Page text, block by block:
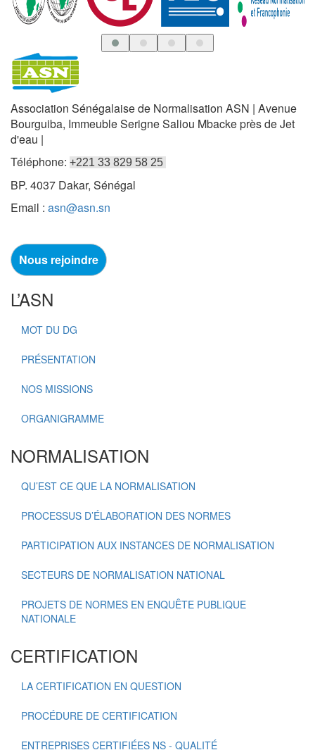
Association Sénégalaise de Normalisation ASN | Avenue
Bourguiba, Immeuble Serigne Saliou Mbacke près de Jet
d'eau |
Téléphone: +221 33 829 58 25
BP. 4037 Dakar, Sénégal
Email : asn@asn.sn
Nous rejoindre
L’ASN
MOT DU DG
PRÉSENTATION
NOS MISSIONS
ORGANIGRAMME
NORMALISATION
QU’EST CE QUE LA NORMALISATION
PROCESSUS D’ÉLABORATION DES NORMES
PARTICIPATION AUX INSTANCES DE NORMALISATION
SECTEURS DE NORMALISATION NATIONAL
PROJETS DE NORMES EN ENQUÊTE PUBLIQUE
NATIONALE
CERTIFICATION
LA CERTIFICATION EN QUESTION
PROCÉDURE DE CERTIFICATION
ENTREPRISES CERTIFIÉES NS - QUALITÉ